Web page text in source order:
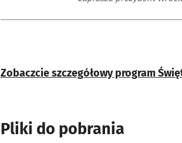
Zobaczcie szczegółowy program
Pliki do pobrania